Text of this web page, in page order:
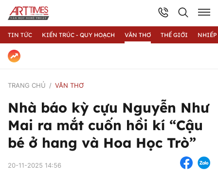
TIN TỨC KIẾN TRÚC - QUY HOẠCH VĂN THƠ THẾ GIỚI
TRANG CHỦ VĂN THƠ
Nhà báo kỳ cựu Nguyễn Như
Mai ra mắt cuốn hồi kí “Cậu
bé ở hang và Hoa Học Trò”
20-11-2025 14:56